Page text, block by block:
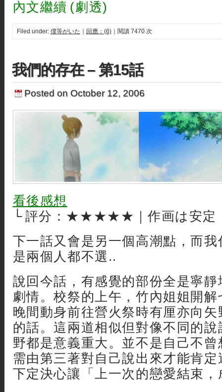
內文繼續 (劇透)
Filed under: 僕等がいた 回應：(6)｜閱讀 7470 次
我們的存在 – 第15話
Posted on October 12, 2006
看後感想
└ 評分：★★★★★｜作画は安定
下一話又會是另一個高潮點，而
是兩個人都不選..
說回今話，有感覺的部份全是寧
劇情。校祭的上午，竹內姐姐開
晚間動身前往營火祭時有厘亦向
的話。這兩道相似但對像不同的
野都是意義重大。並不是自己不
需由第三著對自己說出來才能肯
下定決心讓「上一次的戀愛結束